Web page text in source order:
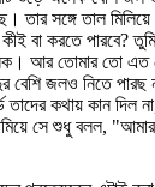
তার সঙ্গে তাল
কীই বা করতে পারবে?
আর তোমার তো এত
বেশি জলও নিতে পারছ
তাদের কথায় কান
সে শুধু বলল,